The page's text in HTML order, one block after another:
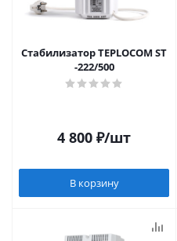
Стабилизатор TEPLOCOM ST
-222/500
4 800 ₽/шт
В корзину